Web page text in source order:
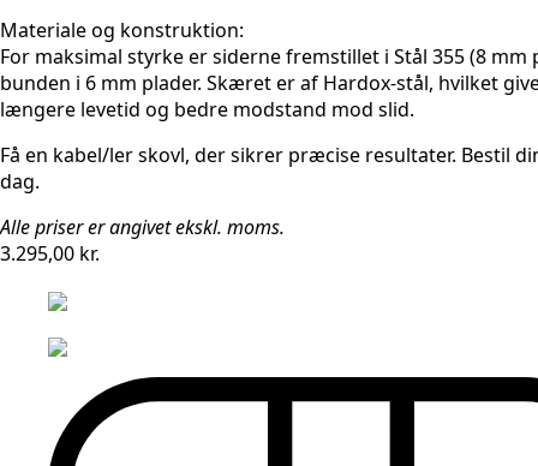
Materiale og konstruktion:
For maksimal styrke er siderne fremstillet i Stål 355 (8 mm
bunden i 6 mm plader. Skæret er af Hardox-stål, hvilket
længere levetid og bedre modstand mod slid.
Få en kabel/ler skovl, der sikrer præcise resultater. Bestil
dag.
Alle priser er angivet ekskl. moms.
3.295,00 kr.